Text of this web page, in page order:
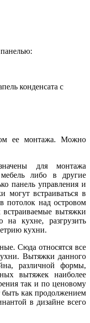
конденсата с
ее монтажа. Можно
для монтажа
либо в другие
панель управления и
могут встраиваться в
потолок над островом
вытяжки
на кухне, разгрузить
кухни.
Сюда относятся все
Вытяжки данного
различной формы,
вытяжек наиболее
так и по ценовому
быть как продолжением
в дизайне всего